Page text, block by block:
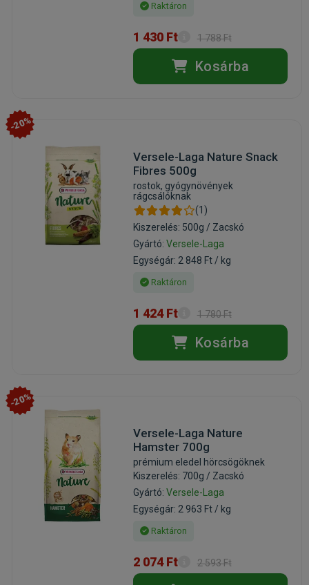
Raktáron
1 430 Ft 1 788 Ft
Kosárba
-20%
Versele-Laga Nature Snack
Fibres 500g
rostok, gyógynövények
rágcsálóknak
(1)
Kiszerelés: 500g / Zacskó
Gyártó: Versele-Laga
Egységár: 2 848 Ft / kg
Raktáron
1 424 Ft 1 780 Ft
Kosárba
-20%
Versele-Laga Nature
Hamster 700g
prémium eledel hörcsögöknek
Kiszerelés: 700g / Zacskó
Gyártó: Versele-Laga
Egységár: 2 963 Ft / kg
Raktáron
2 074 Ft 2 593 Ft